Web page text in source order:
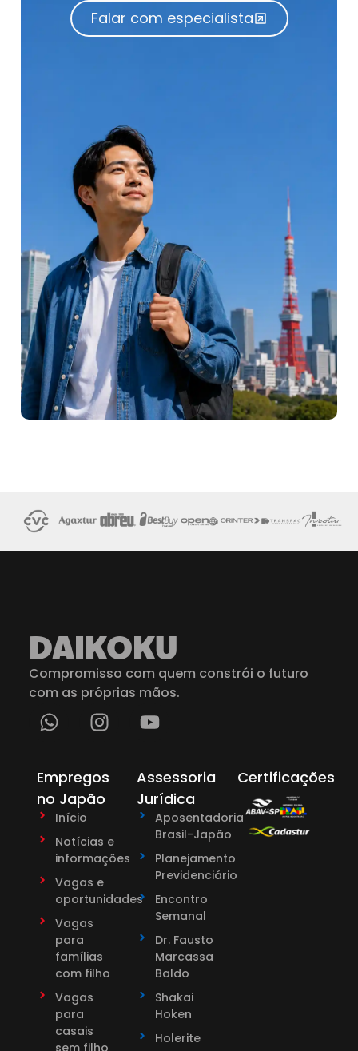
Falar com especialista
DAIKOKU
Compromisso com quem constrói o futuro
com as próprias mãos.
Empregos
no Japão
Início
Notícias e
informações
Vagas e
oportunidades
Vagas
para
famílias
com filho
Vagas
para
casais
sem filho
Assessoria
Jurídica
Aposentadoria
Brasil-Japão
Planejamento
Previdenciário
Encontro
Semanal
Dr. Fausto
Marcassa
Baldo
Shakai
Hoken
Holerite
Certificações